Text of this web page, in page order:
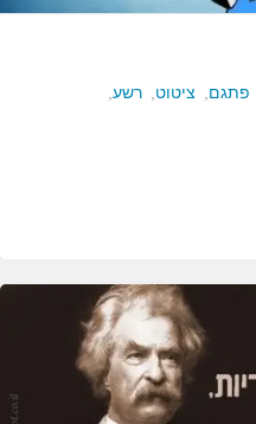
פתגם, ציטוט, רשע,